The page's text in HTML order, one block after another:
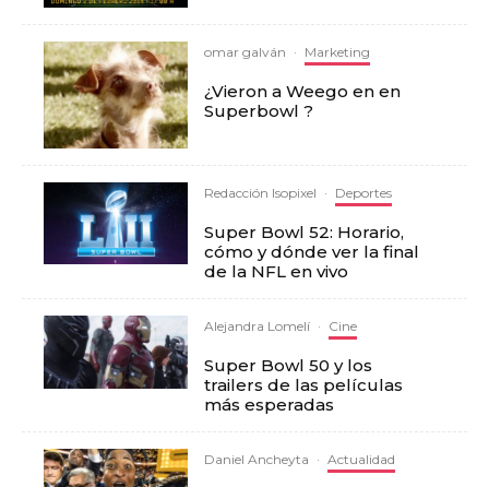
omar galván · Marketing
¿Vieron a Weego en en
Superbowl ?
Redacción Isopixel · Deportes
Super Bowl 52: Horario,
cómo y dónde ver la final
de la NFL en vivo
Alejandra Lomelí · Cine
Super Bowl 50 y los
trailers de las películas
más esperadas
Daniel Ancheyta · Actualidad